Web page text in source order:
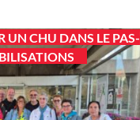
UN CHU DANS LE PAS-